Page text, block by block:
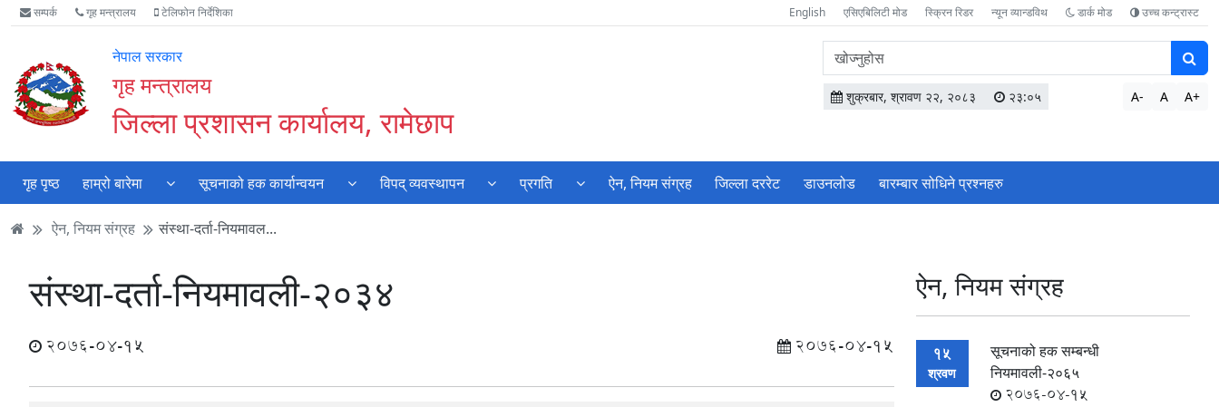
Accessibility
Mode
गर्नुहोस्
मुख्य
सामाग्री
मुख्य
नेभिगेसन
वेबसाइट
खोजमा
सम्पर्क गृह मन्त्रालय टेलिफोन निर्देशिका English एसिएबिलिटी मोड स्क्रिन रिडर न्यून व्यान्डविथ डार्क मोड उच्च कन्ट्रास्ट
नेपाल सरकार
गृह मन्त्रालय
जिल्ला प्रशासन कार्यालय, रामेछाप
वेबसाइटमा
सामग्री
खोज्नुहोस
शुक्रबार, श्रावण २२, २०८३ २३:०५ A- A A+
गृह पृष्ठ हाम्रो बारेमा सूचनाको हक कार्यान्वयन विपद् व्यवस्थापन प्रगति ऐन, नियम संग्रह जिल्ला दररेट डाउनलोड बारम्बार सोधिने प्रश्‍नहरु
ऐन, नियम संग्रह संस्था-दर्ता-नियमावल...
संस्था-दर्ता-नियमावली-२०३४
2076-04-15 2076-04-15
ऐन, नियम संग्रह
15
श्रवण
सूचनाको हक सम्बन्धी
नियमावली-२०६५
2076-04-15